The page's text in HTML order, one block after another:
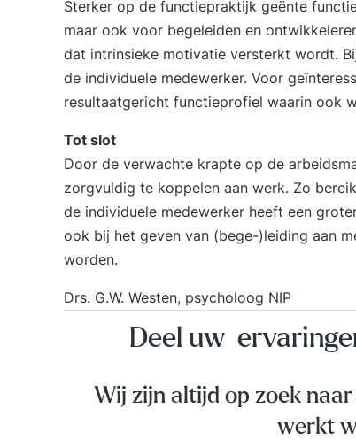
Sterker op de functiepraktijk geënte
maar ook voor begeleiden en
dat intrinsieke motivatie versterkt wordt.
de individuele medewerker. Voor
resultaatgericht functieprofiel waarin ook
Tot slot
Door de verwachte krapte op de
zorgvuldig te koppelen aan werk. Zo
de individuele medewerker heeft een
ook bij het geven van (bege-)leiding aan
worden.
Drs. G.W. Westen, psycholoog NIP
Deel uw
Wij zijn altijd op zoek
werkt